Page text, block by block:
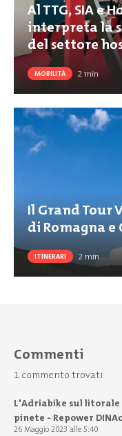
Al TTG, SIA e
interpreta la
del settore
MOBILITÀ 2min
Il Grand Tour
di Romagna
ITINERARI 2min
Commenti
1 commento trovati
L'Adriabike sul
pinete - Repower
26 Maggio 2023 alle 5:40